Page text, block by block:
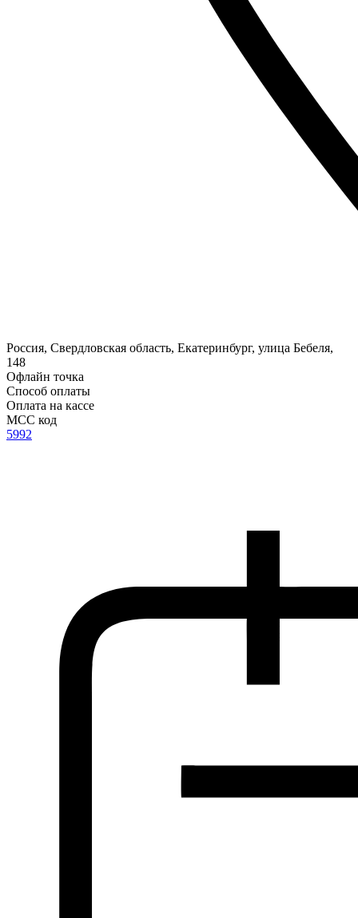
Россия, Свердловская область, Екатеринбург, улица Бебеля,
148
Офлайн точка
Способ оплаты
Оплата на кассе
MCC код
5992